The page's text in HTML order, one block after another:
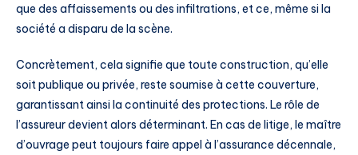
que des affaissements ou des infiltrations, et ce, même si la
société a disparu de la scène.
Concrètement, cela signifie que toute construction, qu’elle
soit publique ou privée, reste soumise à cette couverture,
garantissant ainsi la continuité des protections. Le rôle de
l’assureur devient alors déterminant. En cas de litige, le maître
d’ouvrage peut toujours faire appel à l’assurance décennale,